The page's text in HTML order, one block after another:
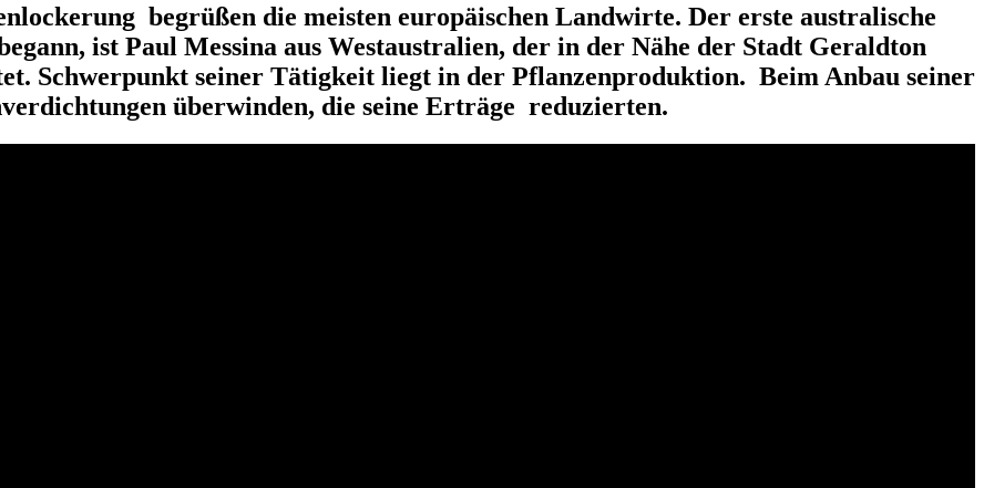
begrüßen die meisten europäischen Landwirte. Der erste australische
ist Paul Messina aus Westaustralien, der in der Nähe der Stadt Geraldton
Schwerpunkt seiner Tätigkeit liegt in der Pflanzenproduktion. Beim Anbau seiner
überwinden, die seine Erträge reduzierten.